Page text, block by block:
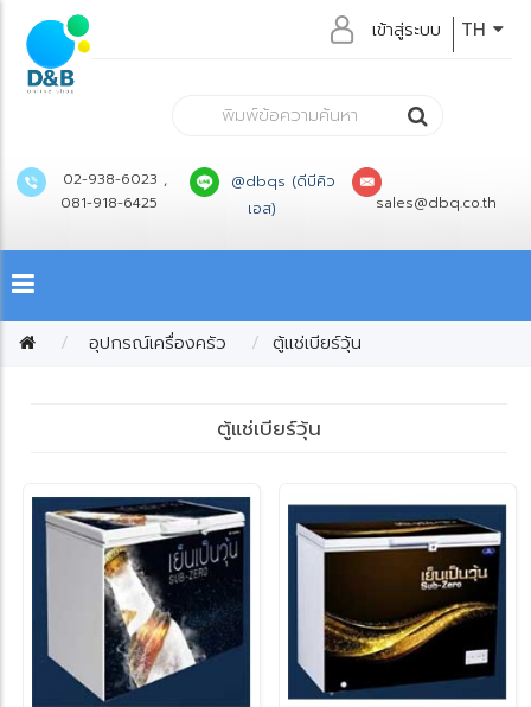
TH
เข้าสู่ระบบ
02-938-6023 ,
081-918-6425
@dbqs (ดีบีคิว
เอส)
sales@dbq.co.th
อุปกรณ์เครื่องครัว ตู้แช่เบียร์วุ้น
ตู้แช่เบียร์วุ้น